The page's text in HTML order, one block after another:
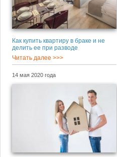
Как купить квартиру в браке и не
делить ее при разводе
Читать далее >>>
14 мая 2020 года